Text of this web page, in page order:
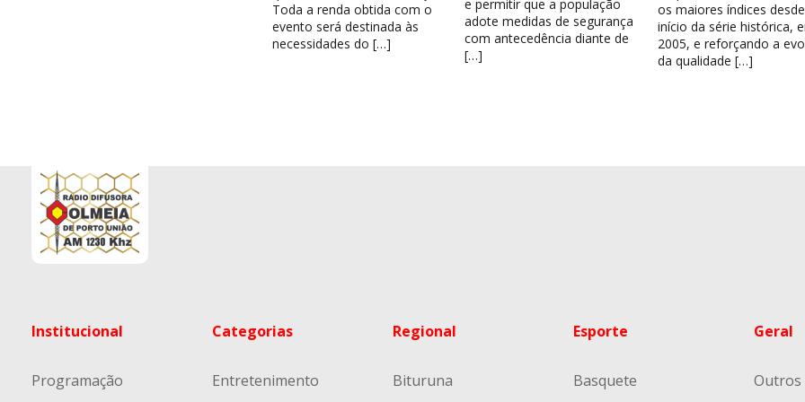
Toda a renda obtida com o
evento será destinada às
necessidades do […]
e permitir que a população
adote medidas de segurança
com antecedência diante de
[…]
os maiores índices
início da série histórica,
2005, e reforçando a
da qualidade […]
Institucional
Programação
Categorias
Entretenimento
Regional
Bituruna
Esporte
Basquete
Geral
Outros